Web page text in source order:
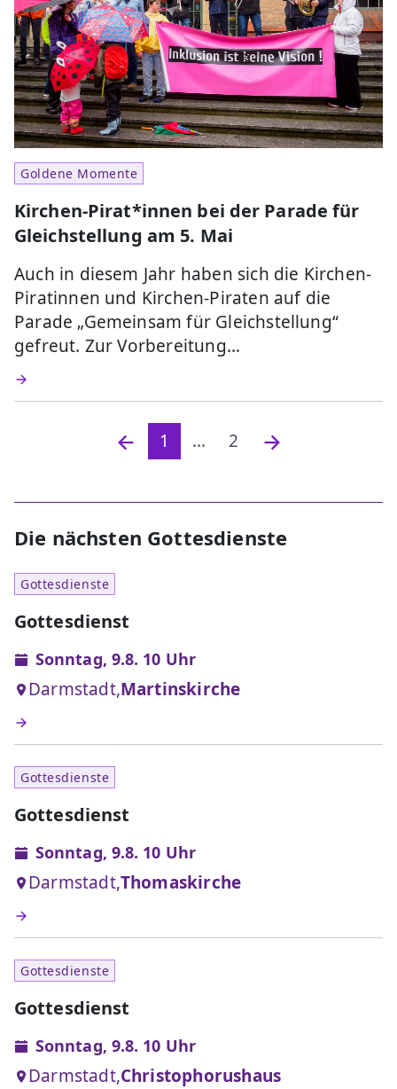
Goldene Momente
Kirchen-Pirat*innen bei der Parade für
Gleichstellung am 5. Mai
Auch in diesem Jahr haben sich die Kirchen-
Piratinnen und Kirchen-Piraten auf die
Parade „Gemeinsam für Gleichstellung“
gefreut. Zur Vorbereitung…
1 ... 2
Die nächsten Gottesdienste
Gottesdienste
Gottesdienst
Sonntag, 9.8. 10 Uhr
Darmstadt,Martinskirche
Gottesdienste
Gottesdienst
Sonntag, 9.8. 10 Uhr
Darmstadt,Thomaskirche
Gottesdienste
Gottesdienst
Sonntag, 9.8. 10 Uhr
Darmstadt,Christophorushaus